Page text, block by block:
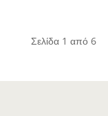
Σελίδα 1 από 6